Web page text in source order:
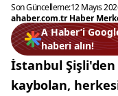
Son Güncelleme:12 Mayıs
ahaber.com.tr Haber
A Haber’i
haberi alın!
İstanbul Şişli'den
kaybolan,